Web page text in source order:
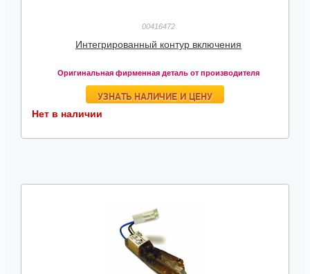
00416472
Интегрированный контур включения
Оригинальная фирменная деталь от производителя
УЗНАТЬ НАЛИЧИЕ И ЦЕНУ
Нет в наличии